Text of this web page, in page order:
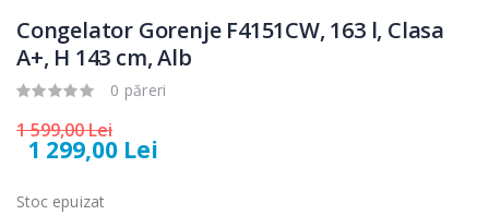
Congelator Gorenje F4151CW, 163 l, Clasa
A+, H 143 cm, Alb
0 păreri
1 599,00 Lei
1 299,00 Lei
Stoc epuizat
Cuptor cu
Heinner ...